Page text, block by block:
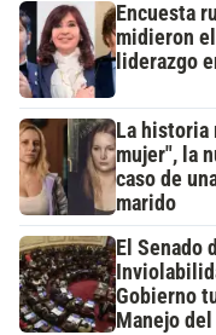
Encuesta
midieron
liderazgo
La historia
mujer", la
caso de
marido
El Senado
Gobierno
Manejo